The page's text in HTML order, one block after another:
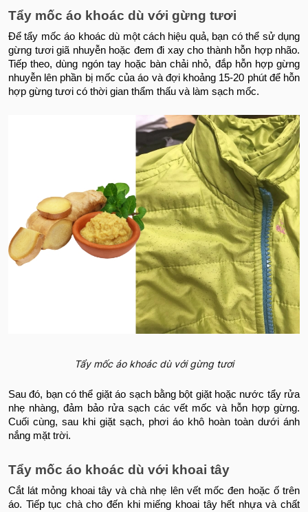
Tẩy mốc áo khoác dù với gừng tươi
Để tẩy mốc áo khoác dù một cách hiệu quả, bạn có thể sử dụng
gừng tươi giã nhuyễn hoặc đem đi xay cho thành hỗn hợp nhão.
Tiếp theo, dùng ngón tay hoặc bàn chải nhỏ, đắp hỗn hợp gừng
nhuyễn lên phần bị mốc của áo và đợi khoảng 15-20 phút để hỗn
hợp gừng tươi có thời gian thẩm thấu và làm sạch mốc.
Tẩy mốc áo khoác dù với gừng tươi
Sau đó, bạn có thể giặt áo sạch bằng bột giặt hoặc nước tẩy rửa
nhẹ nhàng, đảm bảo rửa sạch các vết mốc và hỗn hợp gừng.
Cuối cùng, sau khi giặt sạch, phơi áo khô hoàn toàn dưới ánh
nắng mặt trời.
Tẩy mốc áo khoác dù với khoai tây
Cắt lát mỏng khoai tây và chà nhẹ lên vết mốc đen hoặc ố trên
áo. Tiếp tục chà cho đến khi miếng khoai tây hết nhựa và chất